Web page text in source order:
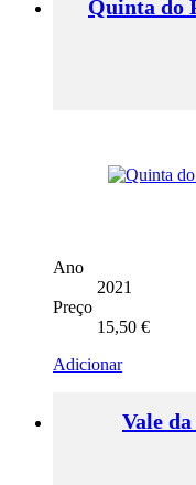
Quinta do
Ano
2021
Preço
15,50 €
Adicionar
Vale